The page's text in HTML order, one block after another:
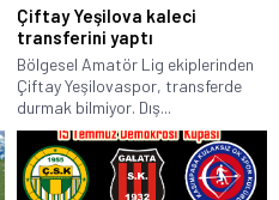
Çiftay Yeşilova kaleci
transferini yaptı
Bölgesel Amatör Lig ekiplerinden
Çiftay Yeşilovaspor, transferde
durmak bilmiyor. Dış...